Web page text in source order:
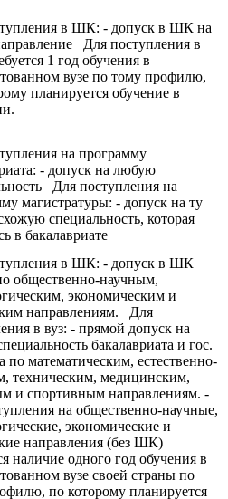
в ШК: - допуск в ШК на
Для поступления в
1 год обучения в
вузе по тому профилю,
планируется обучение в
на программу
- допуск на любую
Для поступления на
магистратуры: - допуск на ту
специальность, которая
в бакалавриате
в ШК: - допуск в ШК
общественно-научным,
экономическим и
направлениям. Для
в вуз: - прямой допуск на
бакалавриата и гос.
по математическим, естественно-
техническим, медицинским,
и спортивным направлениям. -
на общественно-научные,
экономические и
направления (без ШК)
наличие одного год обучения в
вузе своей страны по
по которому планируется